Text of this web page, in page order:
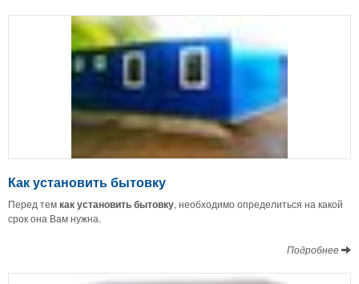
Как установить бытовку
Перед темкак установить бытовку, необходимо определиться на какой
срок она Вам нужна.
Подробнее